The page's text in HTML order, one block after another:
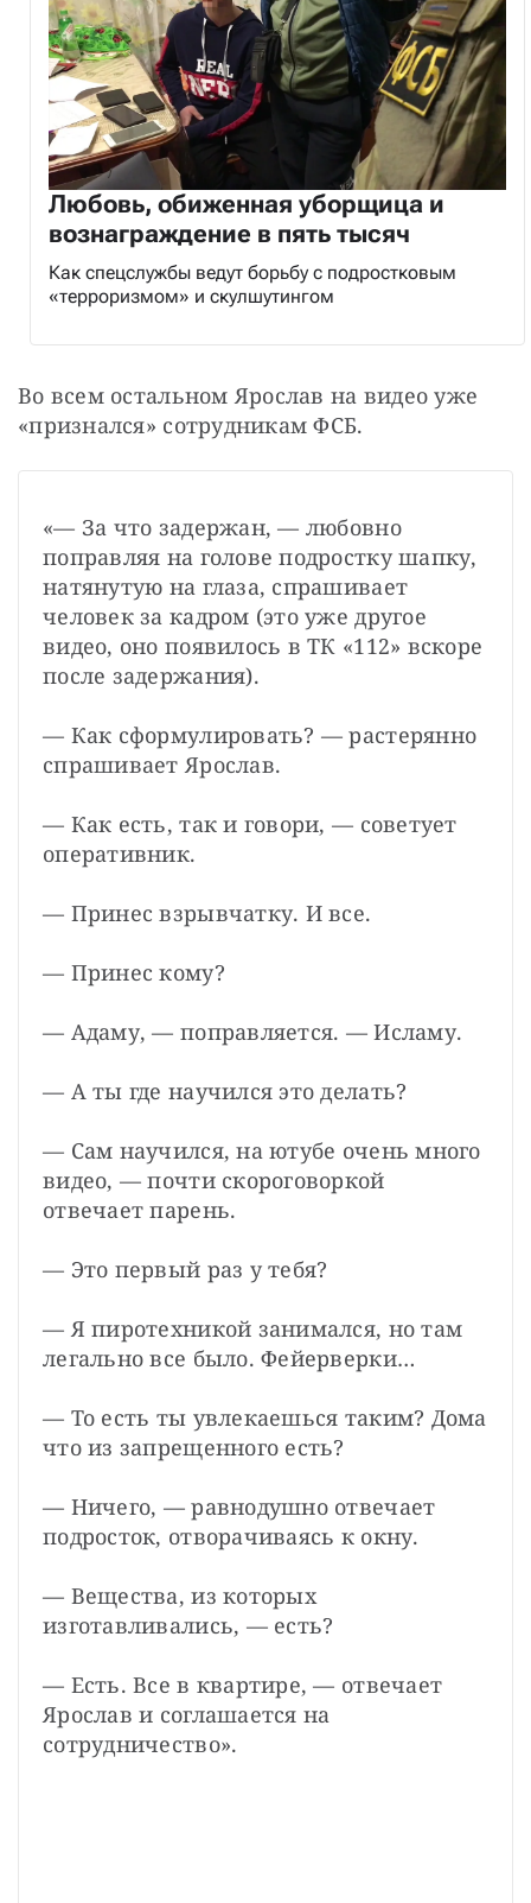
Любовь, обиженная уборщица и
вознаграждение в пять тысяч
Как спецслужбы ведут борьбу с подростковым
«терроризмом» и скулшутингом
Во всем остальном Ярослав на видео уже
«признался» сотрудникам ФСБ.
«— За что задержан, — любовно
поправляя на голове подростку шапку,
натянутую на глаза, спрашивает
человек за кадром (это уже другое
видео, оно появилось в ТК «112» вскоре
после задержания).
— Как сформулировать? — растерянно
спрашивает Ярослав.
— Как есть, так и говори, — советует
оперативник.
— Принес взрывчатку. И все.
— Принес кому?
— Адаму, — поправляется. — Исламу.
— А ты где научился это делать?
— Сам научился, на ютубе очень много
видео, — почти скороговоркой
отвечает парень.
— Это первый раз у тебя?
— Я пиротехникой занимался, но там
легально все было. Фейерверки…
— То есть ты увлекаешься таким? Дома
что из запрещенного есть?
— Ничего, — равнодушно отвечает
подросток, отворачиваясь к окну.
— Вещества, из которых
изготавливались, — есть?
— Есть. Все в квартире, — отвечает
Ярослав и соглашается на
сотрудничество».